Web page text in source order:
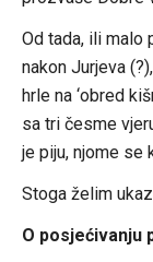
Od tada, ili malo
nakon Jurjeva
hrle na ‘obred
sa tri česme
je piju, njome se
Stoga želim
O posjećivanju